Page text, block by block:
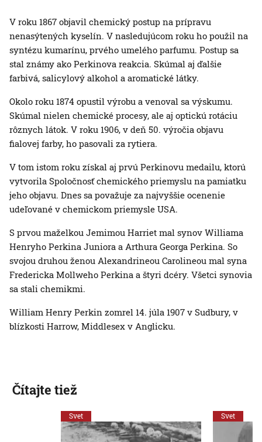
V roku 1867 objavil chemický postup na prípravu
nenasýtených kyselín. V nasledujúcom roku ho použil na
syntézu kumarínu, prvého umelého parfumu. Postup sa
stal známy ako Perkinova reakcia. Skúmal aj ďalšie
farbivá, salicylový alkohol a aromatické látky.
Okolo roku 1874 opustil výrobu a venoval sa výskumu.
Skúmal nielen chemické procesy, ale aj optickú rotáciu
rôznych látok. V roku 1906, v deň 50. výročia objavu
fialovej farby, ho pasovali za rytiera.
V tom istom roku získal aj prvú Perkinovu medailu, ktorú
vytvorila Spoločnosť chemického priemyslu na pamiatku
jeho objavu. Dnes sa považuje za najvyššie ocenenie
udeľované v chemickom priemysle USA.
S prvou maželkou Jemimou Harriet mal synov Williama
Henryho Perkina Juniora a Arthura Georga Perkina. So
svojou druhou ženou Alexandrineou Carolineou mal syna
Fredericka Mollweho Perkina a štyri dcéry. Všetci synovia
sa stali chemikmi.
William Henry Perkin zomrel 14. júla 1907 v Sudbury, v
blízkosti Harrow, Middlesex v Anglicku.
Čítajte tiež
Svet Svet